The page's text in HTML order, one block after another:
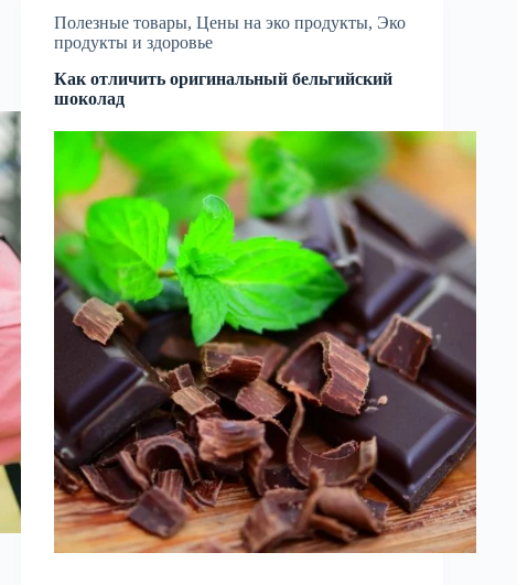
Полезные товары, Цены на эко продукты, Эко
продукты и здоровье
Как отличить оригинальный бельгийский
шоколад